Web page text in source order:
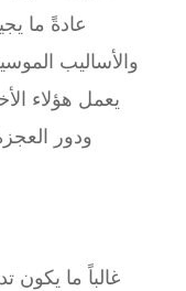
عادةً ما
والأساليب
يعمل هؤلاء
ودور
غالباً ما